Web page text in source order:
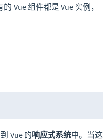
Vue 组件都是 Vue 实例，
Vue 的响应式系统中。当这